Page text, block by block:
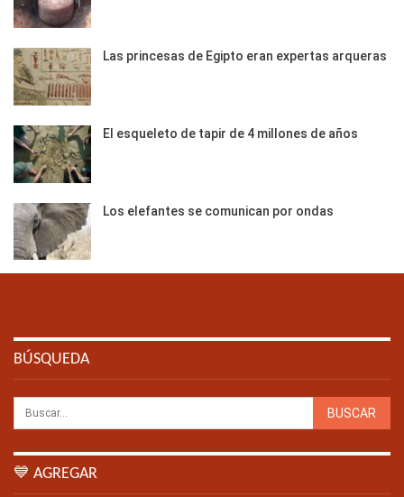
Las princesas de Egipto eran expertas arqueras
El esqueleto de tapir de 4 millones de años
Los elefantes se comunican por ondas
BÚSQUEDA
💙 AGREGAR